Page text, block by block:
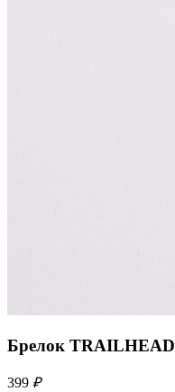
Брелок TRAILHEAD
399 ₽